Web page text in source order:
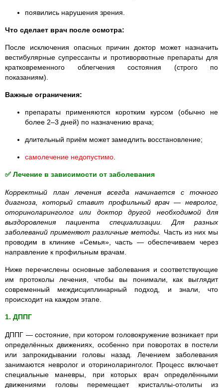
появились нарушения зрения.
Что сделает врач после осмотра:
После исключения опасных причин доктор может назначить
вестибулярные супрессанты и противорвотные препараты для
кратковременного облегчения состояния (строго по
показаниям).
Важные ограничения:
препараты применяются коротким курсом (обычно не
более 2–3 дней) по назначению врача;
длительный приём может замедлить восстановление;
самолечение недопустимо.
✅ Лечение в зависимости от заболевания
Корректный план лечения всегда начинается с точного
диагноза, который ставит профильный врач — невролог,
оториноларинголог или доктор другой необходимой для
выздоровления пациента специализации. Для разных
заболеваний применяют различные методы. Часть из них мы
проводим в клинике «Семья», часть — обеспечиваем через
направление к профильным врачам.
Ниже перечислены основные заболевания и соответствующие
им протоколы лечения, чтобы вы понимали, как выглядит
современный междисциплинарный подход, и знали, что
происходит на каждом этапе.
1. ДППГ
ДППГ — состояние, при котором головокружение возникает при
определённых движениях, особенно при поворотах в постели
или запрокидывании головы назад. Лечением заболевания
занимаются неврологи оториноларинголог. Процесс включает
специальные маневры, при которых врач определёнными
движениями головы перемещает кристаллы-отолиты из